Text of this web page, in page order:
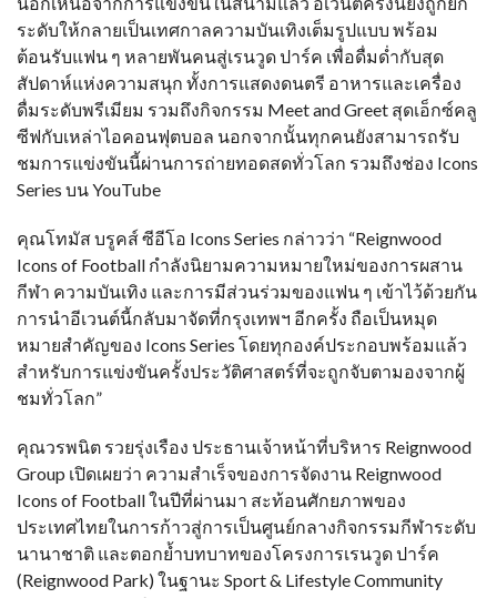
ระดับให้กลายเป็นเทศกาลความบันเทิงเต็มรูปแบบ พร้อม
ต้อนรับแฟน ๆ หลายพันคนสู่เรนวูด ปาร์ค เพื่อดื่มด่ำกับสุด
สัปดาห์แห่งความสนุก ทั้งการแสดงดนตรี อาหารและเครื่อง
ดื่มระดับพรีเมียม รวมถึงกิจกรรม Meet and Greet สุดเอ็กซ์คลู
ซีฟกับเหล่าไอคอนฟุตบอล นอกจากนั้นทุกคนยังสามารถรับ
ชมการแข่งขันนี้ผ่านการถ่ายทอดสดทั่วโลก รวมถึงช่อง Icons
Series บน YouTube
คุณโทมัส บรูคส์ ซีอีโอ Icons Series กล่าวว่า “Reignwood
Icons of Football กำลังนิยามความหมายใหม่ของการผสาน
กีฬา ความบันเทิง และการมีส่วนร่วมของแฟน ๆ เข้าไว้ด้วยกัน
การนำอีเวนต์นี้กลับมาจัดที่กรุงเทพฯ อีกครั้ง ถือเป็นหมุด
หมายสำคัญของ Icons Series โดยทุกองค์ประกอบพร้อมแล้ว
สำหรับการแข่งขันครั้งประวัติศาสตร์ที่จะถูกจับตามองจากผู้
ชมทั่วโลก”
คุณวรพนิต รวยรุ่งเรือง ประธานเจ้าหน้าที่บริหาร Reignwood
Group เปิดเผยว่า ความสำเร็จของการจัดงาน Reignwood
Icons of Football ในปีที่ผ่านมา สะท้อนศักยภาพของ
ประเทศไทยในการก้าวสู่การเป็นศูนย์กลางกิจกรรมกีฬาระดับ
นานาชาติ และตอกย้ำบทบาทของโครงการเรนวูด ปาร์ค
(Reignwood Park) ในฐานะ Sport & Lifestyle Community